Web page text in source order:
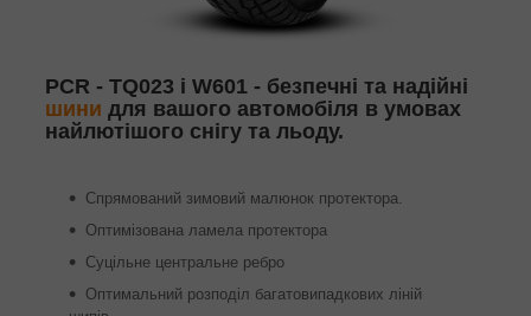
PCR - TQ023 і W601 - безпечні та надійні
шини для вашого автомобіля в умовах
найлютішого снігу та льоду.
Спрямований зимовий малюнок протектора.
Оптимізована ламела протектора
Суцільне центральне ребро
Оптимальний розподіл багатовипадкових ліній